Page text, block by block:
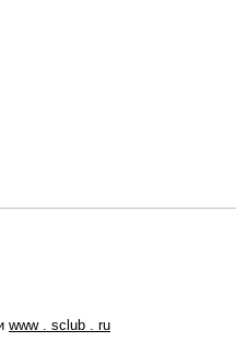
www . sclub . ru